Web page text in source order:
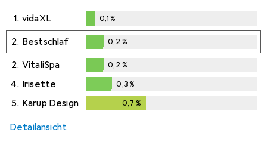
1. vidaXL
0,1%
0,1%
2. Bestschlaf
0,2%
0,2 %
2. VitaliSpa
0,2%
0,2 %
4. Irisette
0,3%
0,3%
5. Karup Design 0,7 %
Detailansicht